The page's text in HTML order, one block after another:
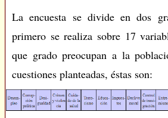
La encuesta se divide en dos
primero se realiza sobre 17
que grado preocupan a la
cuestiones planteadas, éstas son: